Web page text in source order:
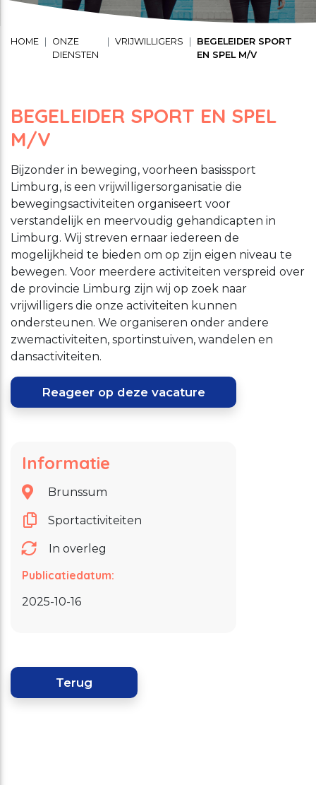
HOME
ONZE
DIENSTEN
VRIJWILLIGERS
BEGELEIDER SPORT
EN SPEL M/V
BEGELEIDER SPORT EN SPEL
M/V
Bijzonder in beweging, voorheen basissport
Limburg, is een vrijwilligersorganisatie die
bewegingsactiviteiten organiseert voor
verstandelijk en meervoudig gehandicapten in
Limburg. Wij streven ernaar iedereen de
mogelijkheid te bieden om op zijn eigen niveau te
bewegen. Voor meerdere activiteiten verspreid over
de provincie Limburg zijn wij op zoek naar
vrijwilligers die onze activiteiten kunnen
ondersteunen. We organiseren onder andere
zwemactiviteiten, sportinstuiven, wandelen en
dansactiviteiten.
Reageer op deze vacature
Informatie
Brunssum
Sportactiviteiten
In overleg
Publicatiedatum:
2025-10-16
Terug
Schuldhulpverlening
Maaltijd service
Welzijnsactiviteiten
onderliggende navigatie items
Stage lopen bij CMWW